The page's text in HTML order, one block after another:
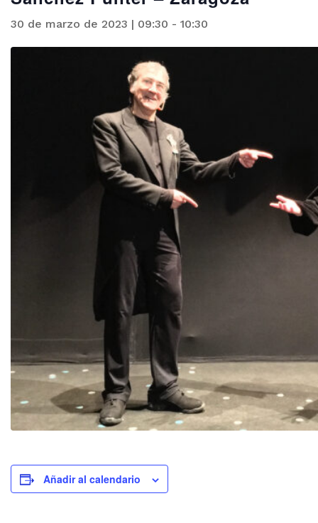
30 de marzo de 2023 | 09:30 - 10:30
Añadir al calendario